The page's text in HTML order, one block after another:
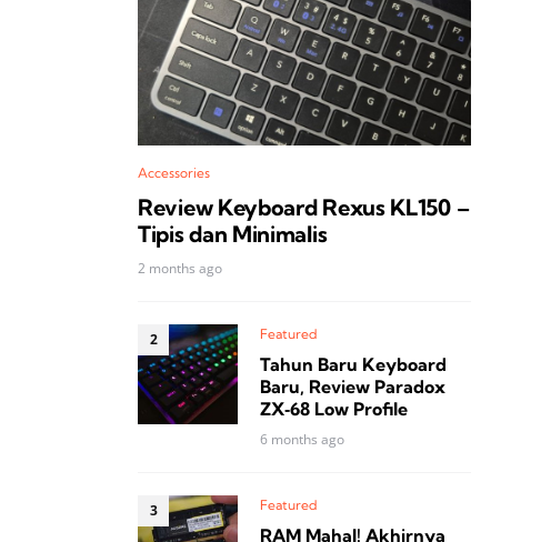
Accessories
Review Keyboard Rexus KL150 –
Tipis dan Minimalis
2 months ago
Featured
Tahun Baru Keyboard
Baru, Review Paradox
ZX‑68 Low Profile
6 months ago
Featured
RAM Mahal! Akhirnya